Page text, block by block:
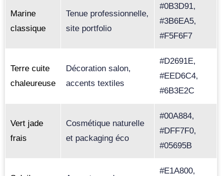
Marine
classique
Tenue professionnelle,
site portfolio
#0B3D91,
#3B6EA5,
#F5F6F7
Terre cuite
chaleureuse
Décoration salon,
accents textiles
#D2691E,
#EED6C4,
#6B3E2C
Vert jade
frais
Cosmétique naturelle
et packaging éco
#00A884,
#DFF7F0,
#05695B
#E1A800,